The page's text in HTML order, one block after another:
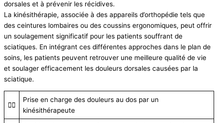
dorsales et à prévenir les récidives.
La kinésithérapie, associée à des appareils d’orthopédie tels que
des ceintures lombaires ou des coussins ergonomiques, peut offrir
un soulagement significatif pour les patients souffrant de
sciatiques. En intégrant ces différentes approches dans le plan de
soins, les patients peuvent retrouver une meilleure qualité de vie
et soulager efficacement les douleurs dorsales causées par la
sciatique.
💆‍♀️
Prise en charge des douleurs au dos par un
kinésithérapeute